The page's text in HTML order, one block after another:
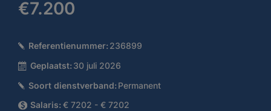
€7.200
Referentienummer: 236899
Geplaatst: 30 juli 2026
Soort dienstverband: Permanent
Salaris: € 7202 - € 7202